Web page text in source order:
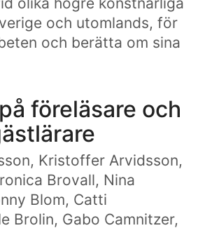
och utomlands, för
och berätta om sina
föreläsare och
Kristoffer Arvidsson,
Brovall, Nina
Blom, Catti
Brolin, Gabo Camnitzer,